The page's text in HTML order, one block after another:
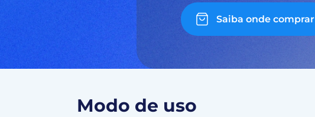
Saiba onde comprar
Modo de uso